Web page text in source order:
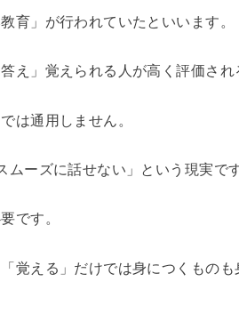
育」が行われていたといいます。
え」覚えられる人が高く評価され
は通用しません。
ーズに話せない」という現実です
です。
覚える」だけでは身につくもの